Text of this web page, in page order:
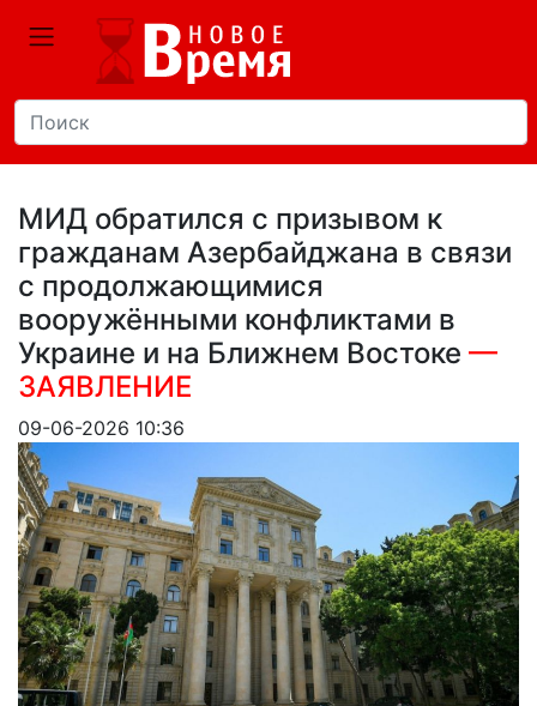
МИД обратился с призывом к
гражданам Азербайджана в связи
с продолжающимися
вооружёнными конфликтами в
Украине и на Ближнем Востоке —
ЗАЯВЛЕНИЕ
09-06-2026 10:36